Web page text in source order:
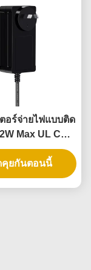
อร์จ่ายไฟแบบติด
Max UL CE
พร้อมรับประกัน
3 ปี
ยกันตอนนี้